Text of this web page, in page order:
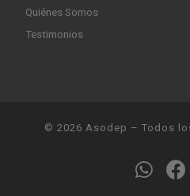
Quiénes Somos
Testimonios
© 2026 Asodep – Todos